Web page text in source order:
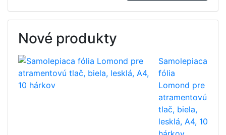
Nové produkty
Samolepiaca
fólia
Lomond pre
atramentovú
tlač, biela,
lesklá, A4, 10